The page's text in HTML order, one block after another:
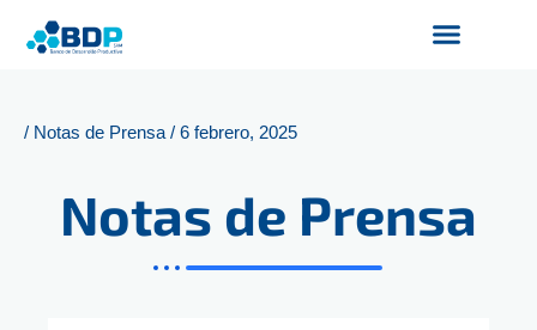
/ Notas de Prensa/ 6 febrero, 2025
Notas de Prensa